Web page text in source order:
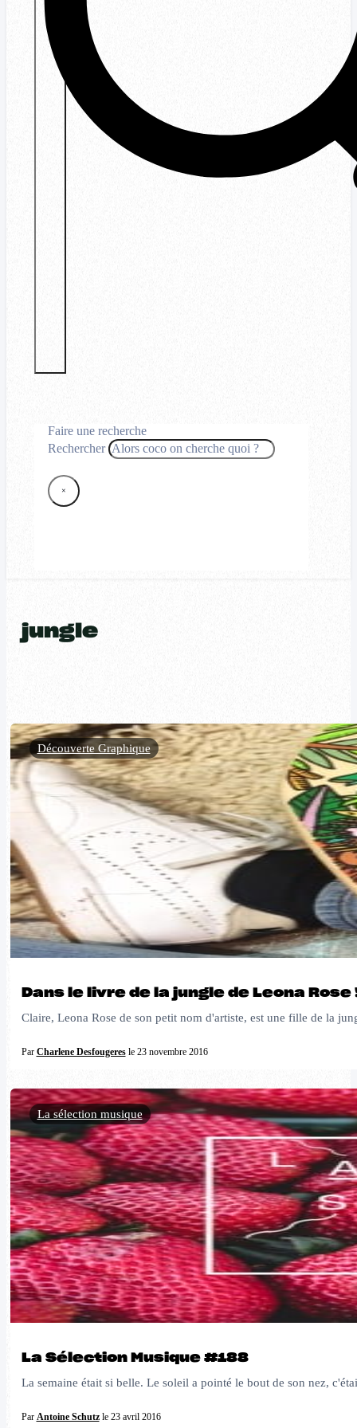
Faire une recherche
Rechercher
×
jungle
Dans le livre de la jungle de Leona Rose
Claire, Leona Rose de son petit nom d'artiste, est une fille de la
Par Charlene Desfougeresle 23 novembre 2016
Découverte Graphique
La Sélection Musique #188
La semaine était si belle. Le soleil a pointé le bout de son nez,
Par Antoine Schutzle 23 avril 2016
La sélection musique